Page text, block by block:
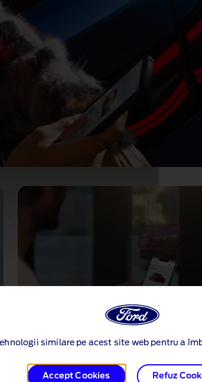
similare pe acest site web pentru a
Accept Cookies Refuz
vehiculul, oriunde te‑ai
Pornire de la distanta
O dimineata rece? Incalzeste masina si